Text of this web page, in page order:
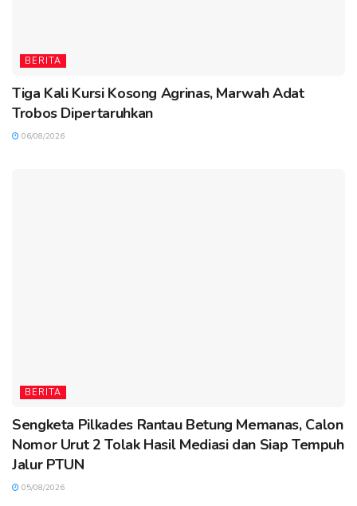
BERITA
Tiga Kali Kursi Kosong Agrinas, Marwah Adat
Trobos Dipertaruhkan
06/08/2026
BERITA
Sengketa Pilkades Rantau Betung Memanas, Calon
Nomor Urut 2 Tolak Hasil Mediasi dan Siap Tempuh
Jalur PTUN
05/08/2026